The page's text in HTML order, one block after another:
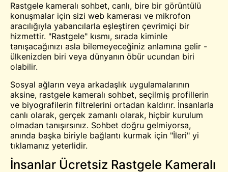
Rastgele kameralı sohbet, canlı, bire bir görüntülü
konuşmalar için sizi web kamerası ve mikrofon
aracılığıyla yabancılarla eşleştiren çevrimiçi bir
hizmettir. "Rastgele" kısmı, sırada kiminle
tanışacağınızı asla bilemeyeceğiniz anlamına gelir -
ülkenizden biri veya dünyanın öbür ucundan biri
olabilir.
Sosyal ağların veya arkadaşlık uygulamalarının
aksine, rastgele kameralı sohbet, seçilmiş profillerin
ve biyografilerin filtrelerini ortadan kaldırır. İnsanlarla
canlı olarak, gerçek zamanlı olarak, hiçbir kurulum
olmadan tanışırsınız. Sohbet doğru gelmiyorsa,
anında başka biriyle bağlantı kurmak için "İleri" yi
tıklamanız yeterlidir.
İnsanlar Ücretsiz Rastgele Kameralı